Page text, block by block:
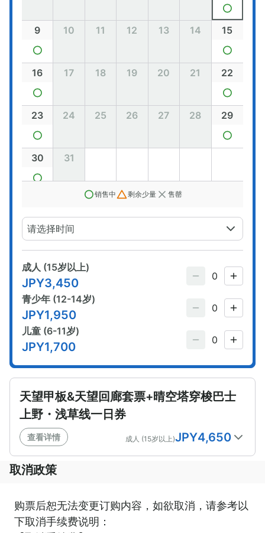
9 10 11 12 13 14 15
16 17 18 19 20 21 22
23 24 25 26 27 28 29
30 31
销售中 剩余少量 售罄
请选择时间
成人 (15岁以上)
JPY3,450
青少年 (12-14岁)
JPY1,950
儿童 (6-11岁)
JPY1,700
天望甲板&天望回廊套票+晴空塔穿梭巴士
上野・浅草线一日券
查看详情 成人 (15岁以上)JPY4,650
日 一 二 三 四 五
六
取消政策
购票后恕无法变更订购内容，如欲取消，请参考以
下取消手续费说明：